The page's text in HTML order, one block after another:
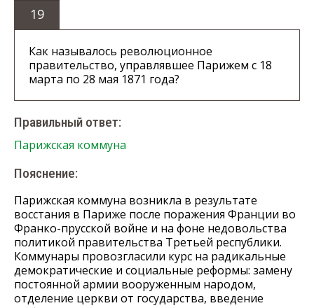
19
Как называлось революционное
правительство, управлявшее Парижем с 18
марта по 28 мая 1871 года?
Правильный ответ:
Парижская коммуна
Пояснение:
Парижская коммуна возникла в результате
восстания в Париже после поражения Франции во
Франко-прусской войне и на фоне недовольства
политикой правительства Третьей республики.
Коммунары провозгласили курс на радикальные
демократические и социальные реформы: замену
постоянной армии вооруженным народом,
отделение церкви от государства, введение